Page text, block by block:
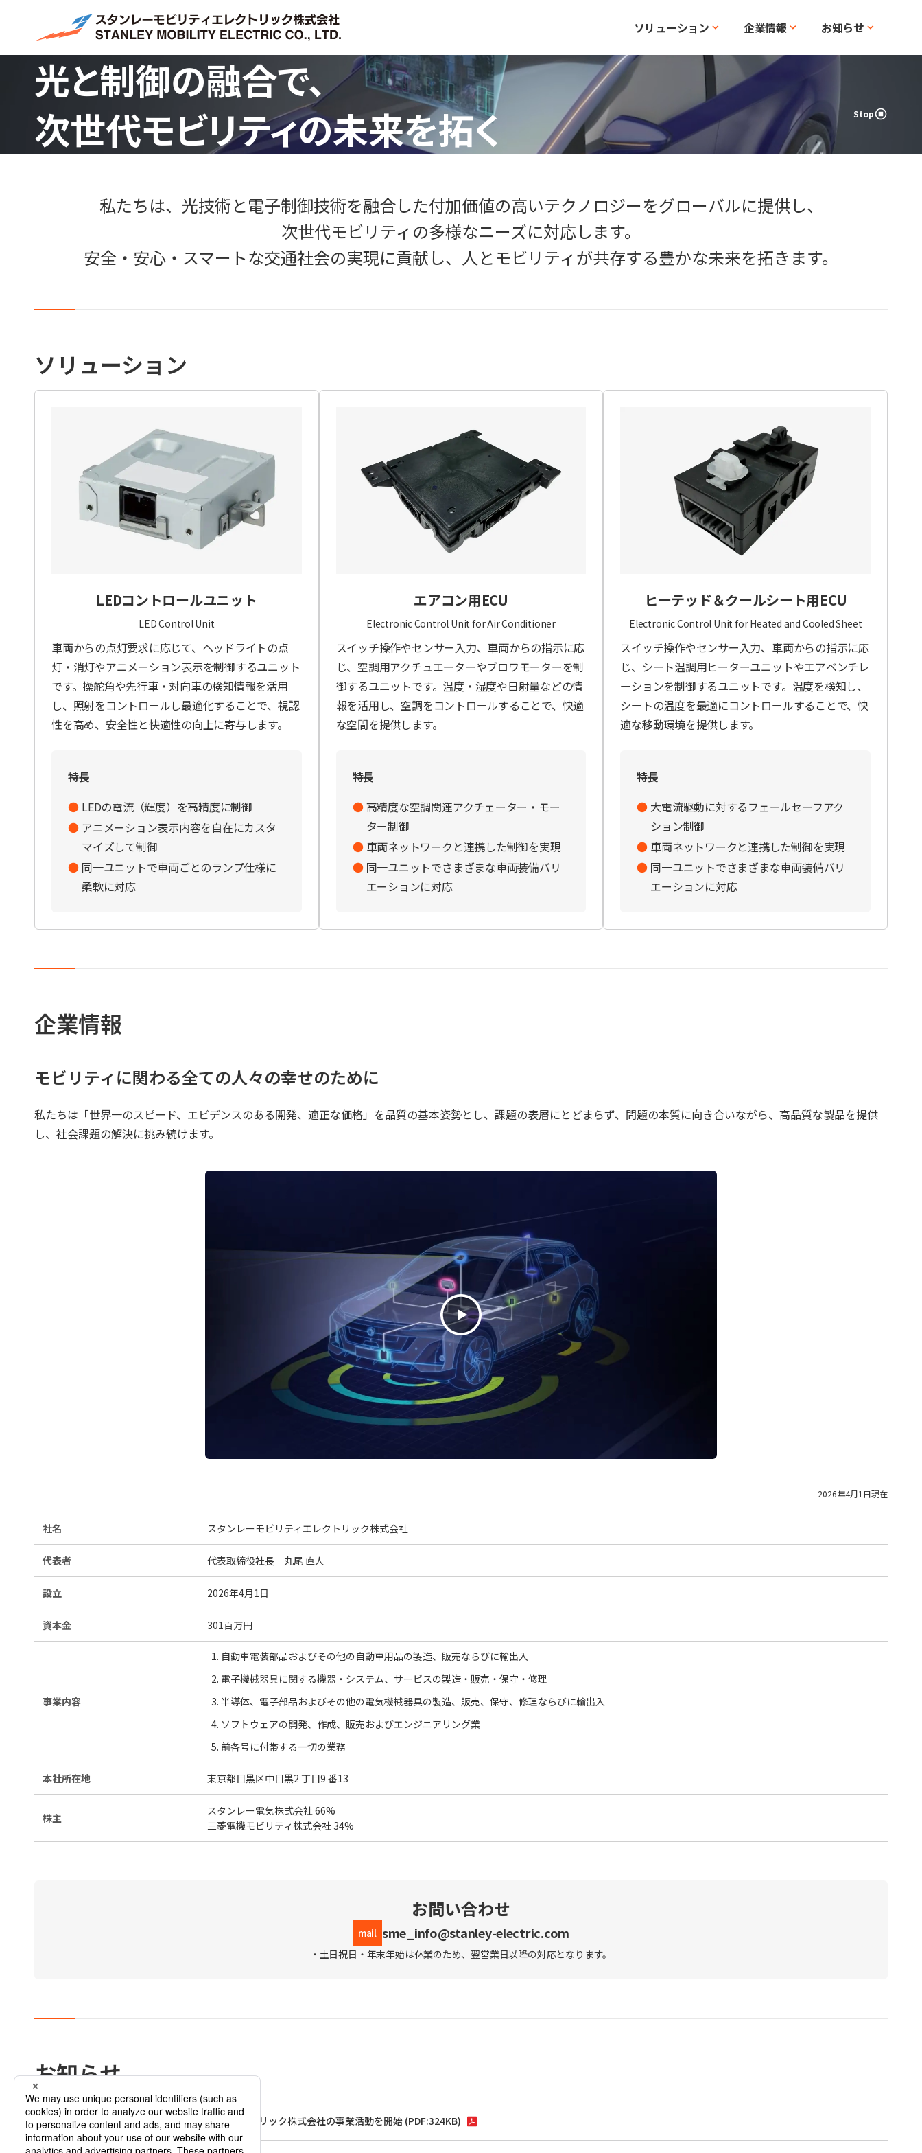
ソリューション 企業情報 お知らせ
光と制御の融合で、
次世代モビリティの未来を拓く
Stop
私たちは、光技術と電子制御技術を融合した付加価値の高いテクノロジーをグローバルに提供し、
次世代モビリティの多様なニーズに対応します。
安全・安心・スマートな交通社会の実現に貢献し、人とモビリティが共存する豊かな未来を拓きます。
ソリューション
LEDコントロールユニット
LED Control Unit
車両からの点灯要求に応じて、ヘッドライトの点
灯・消灯やアニメーション表示を制御するユニット
です。操舵角や先行車・対向車の検知情報を活用
し、照射をコントロールし最適化することで、視認
性を高め、安全性と快適性の向上に寄与します。
特長
LEDの電流（輝度）を高精度に制御
アニメーション表示内容を自在にカスタ
マイズして制御
同一ユニットで車両ごとのランプ仕様に
柔軟に対応
エアコン用ECU
Electronic Control Unit for Air Conditioner
スイッチ操作やセンサー入力、車両からの指示に応
じ、空調用アクチュエーターやブロワモーターを制
御するユニットです。温度・湿度や日射量などの情
報を活用し、空調をコントロールすることで、快適
な空間を提供します。
特長
高精度な空調関連アクチェーター・モー
ター制御
車両ネットワークと連携した制御を実現
同一ユニットでさまざまな車両装備バリ
エーションに対応
ヒーテッド＆クールシート用ECU
Electronic Control Unit for Heated and Cooled Sheet
スイッチ操作やセンサー入力、車両からの指示に応
じ、シート温調用ヒーターユニットやエアベンチレ
ーションを制御するユニットです。温度を検知し、
シートの温度を最適にコントロールすることで、快
適な移動環境を提供します。
特長
大電流駆動に対するフェールセーフアク
ション制御
車両ネットワークと連携した制御を実現
同一ユニットでさまざまな車両装備バリ
エーションに対応
企業情報
モビリティに関わる全ての人々の幸せのために
私たちは「世界一のスピード、エビデンスのある開発、適正な価格」を品質の基本姿勢とし、課題の表層にとどまらず、問題の本質に向き合いながら、高品質な製品を提供
し、社会課題の解決に挑み続けます。
2026年4月1日現在
社名 スタンレーモビリティエレクトリック株式会社
代表者 代表取締役社長 丸尾 直人
設立 2026年4月1日
資本金 301百万円
事業内容
自動車電装部品およびその他の自動車用品の製造、販売ならびに輸出入
電子機械器具に関する機器・システム、サービスの製造・販売・保守・修理
半導体、電子部品およびその他の電気機械器具の製造、販売、保守、修理ならびに輸出入
ソフトウェアの開発、作成、販売およびエンジニアリング業
前各号に付帯する一切の業務
本社所在地 東京都目黒区中目黒2 丁目9 番13
株主
スタンレー電気株式会社 66%
三菱電機モビリティ株式会社 34%
お問い合わせ
mail sme_info@stanley-electric.com
・土日祝日・年末年始は休業のため、翌営業日以降の対応となります。
お知らせ
2026年4月1日 スタンレーモビリティエレクトリック株式会社の事業活動を開始 (PDF:324KB)